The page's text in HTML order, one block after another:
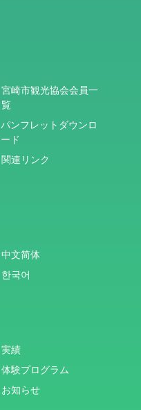
宮崎市観光協会会員一
覧
パンフレットダウンロ
ード
関連リンク
中文简体
한국어
実績
体験プログラム
お知らせ